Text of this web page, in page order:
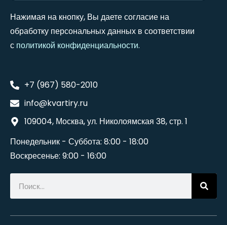
Нажимая на кнопку, Вы даете согласие на
обработку персональных данных в соответствии
с политикой конфиденциальности.
+7 (967) 580-2010
info@kvartiry.ru
109004, Москва, ул. Николоямская 38, стр. 1
Понедельник - Суббота: 8:00 - 18:00
Воскресенье: 9:00 - 16:00